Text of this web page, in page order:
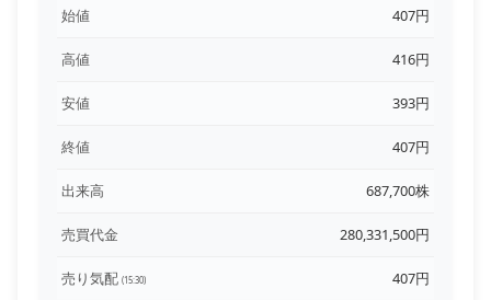
始値 407円
高値 416円
安値 393円
終値 407円
出来高 687,700株
売買代金 280,331,500円
売り気配 (15:30) 407円